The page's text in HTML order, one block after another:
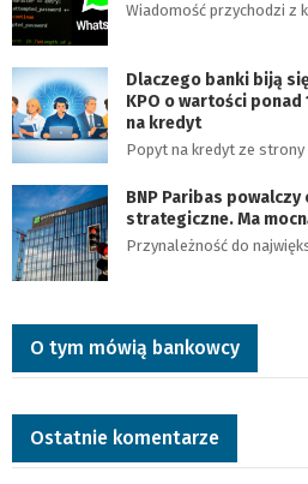
Wiadomość przychodzi z
Dlaczego banki biją
KPO o wartości
na kredyt
Popyt na kredyt ze strony
BNP Paribas
strategiczne. Ma
Przynależność do
O tym mówią bankowcy
Ostatnie komentarze